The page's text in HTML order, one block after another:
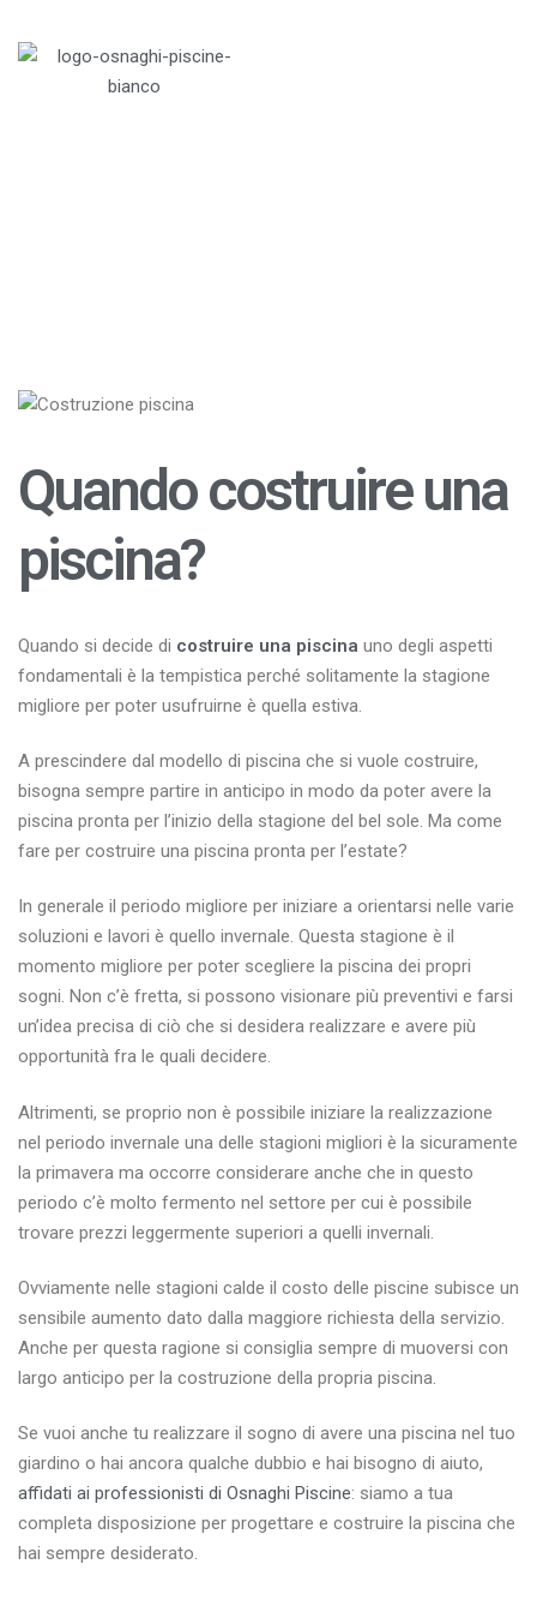
Quando costruire una
piscina?
Quando si decide di costruire una piscina uno degli aspetti
fondamentali è la tempistica perché solitamente la stagione
migliore per poter usufruirne è quella estiva.
A prescindere dal modello di piscina che si vuole costruire,
bisogna sempre partire in anticipo in modo da poter avere la
piscina pronta per l’inizio della stagione del bel sole. Ma come
fare per costruire una piscina pronta per l’estate?
In generale il periodo migliore per iniziare a orientarsi nelle varie
soluzioni e lavori è quello invernale. Questa stagione è il
momento migliore per poter scegliere la piscina dei propri
sogni. Non c’è fretta, si possono visionare più preventivi e farsi
un’idea precisa di ciò che si desidera realizzare e avere più
opportunità fra le quali decidere.
Altrimenti, se proprio non è possibile iniziare la realizzazione
nel periodo invernale una delle stagioni migliori è la sicuramente
la primavera ma occorre considerare anche che in questo
periodo c’è molto fermento nel settore per cui è possibile
trovare prezzi leggermente superiori a quelli invernali.
Ovviamente nelle stagioni calde il costo delle piscine subisce un
sensibile aumento dato dalla maggiore richiesta della servizio.
Anche per questa ragione si consiglia sempre di muoversi con
largo anticipo per la costruzione della propria piscina.
Se vuoi anche tu realizzare il sogno di avere una piscina nel tuo
giardino o hai ancora qualche dubbio e hai bisogno di aiuto,
affidati ai professionisti di Osnaghi Piscine: siamo a tua
completa disposizione per progettare e costruire la piscina che
hai sempre desiderato.